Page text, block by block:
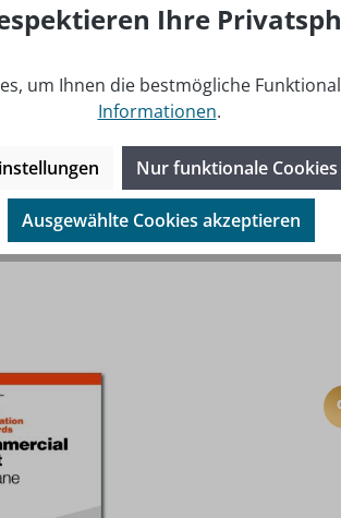
Ihre
um Ihnen die bestmögliche
Informationen.
Nur funktionale
Ausgewählte Cookies akzeptieren